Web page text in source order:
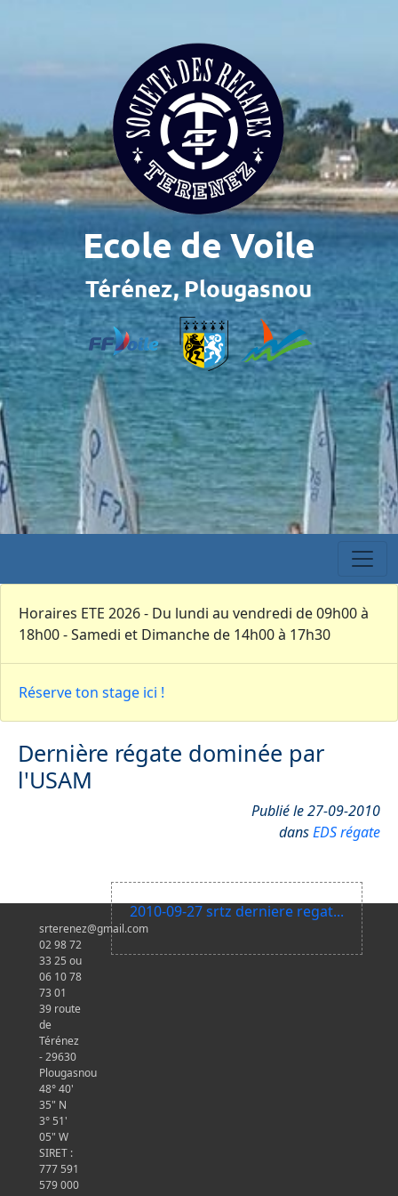
Horaires ETE 2026 - Du lundi au vendredi de 09h00 à
18h00 - Samedi et Dimanche de 14h00 à 17h30
Réserve ton stage ici !
Dernière régate dominée par
l'USAM
Publié le 27-09-2010
dansEDS régate
2010-09-27 srtz derniere regat...
srterenez@gmail.com
02 98 72
33 25 ou
06 10 78
73 01
39 route
de
Térénez
- 29630
Plougasnou
48° 40'
35" N
3° 51'
05" W
SIRET :
777 591
579 000